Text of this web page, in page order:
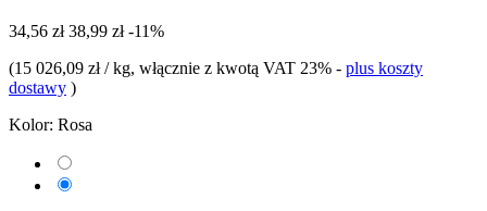
34,56 zł 38,99 zł -11%
(15 026,09 zł / kg, włącznie z kwotą VAT 23% - plus koszty
dostawy )
Kolor: Rosa